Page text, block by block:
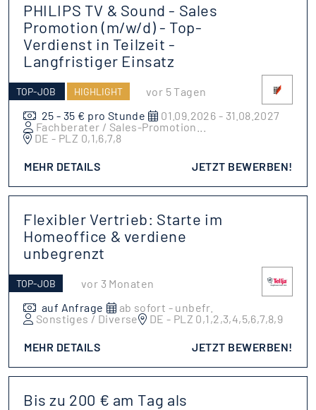
PHILIPS TV & Sound - Sales
Promotion (m/w/d) - Top-
Verdienst in Teilzeit -
Langfristiger Einsatz
TOP-JOB HIGHLIGHT
vor 5 Tagen
25 - 35 € pro Stunde
01.09.2026 - 31.08.2027
Fachberater / Sales-Promotion
DE - PLZ 0,1,6,7,8
MEHR DETAILS JETZT BEWERBEN!
Flexibler Vertrieb: Starte im
Homeoffice & verdiene
unbegrenzt
TOP-JOB
vor 3 Monaten
auf Anfrage
ab sofort - unbefr.
Sonstiges / Diverse
DE - PLZ 0,1,2,3,4,5,6,7,8,9
MEHR DETAILS JETZT BEWERBEN!
Bis zu 200 € am Tag als